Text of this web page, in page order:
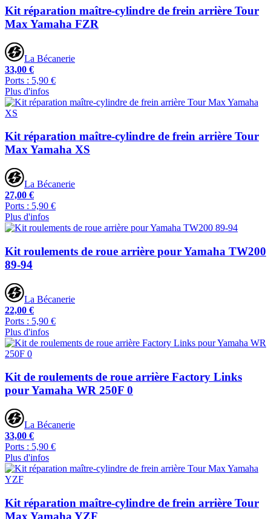
Kit réparation maître-cylindre de frein arrière Tour
Max Yamaha FZR
La Bécanerie
33,00 €
Ports : 5,90 €
Plus d'infos
Kit réparation maître-cylindre de frein arrière Tour
Max Yamaha XS
La Bécanerie
27,00 €
Ports : 5,90 €
Plus d'infos
Kit roulements de roue arrière pour Yamaha TW200
89-94
La Bécanerie
22,00 €
Ports : 5,90 €
Plus d'infos
Kit de roulements de roue arrière Factory Links
pour Yamaha WR 250F 0
La Bécanerie
33,00 €
Ports : 5,90 €
Plus d'infos
Kit réparation maître-cylindre de frein arrière Tour
Max Yamaha YZF